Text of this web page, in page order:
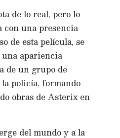
de lo real, pero lo
con una presencia
de esta película, se
apariencia
de un grupo de
policía, formando
obras de Asterix en
del mundo y a la